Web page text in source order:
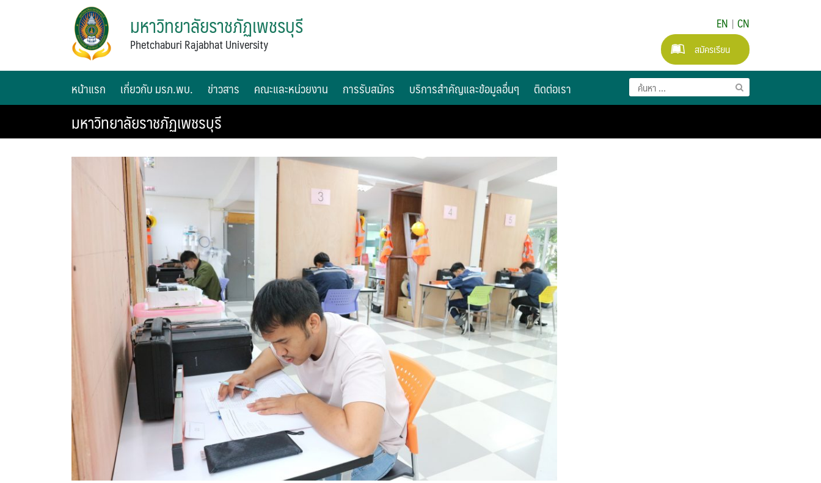
มหาวิทยาลัยราชภัฏเพชรบุรี
Phetchaburi Rajabhat University
EN | CN
สมัครเรียน
หน้าแรก เกี่ยวกับ มรภ.พบ. ข่าวสาร คณะและหน่วยงาน การรับสมัคร บริการสำคัญและข้อมูลอื่นๆ ติดต่อเรา
มหาวิทยาลัยราชภัฏเพชรบุรี